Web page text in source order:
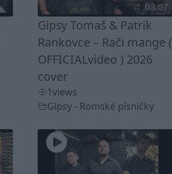
03:07
Gipsy Tomaš & Patrik
Rankovce – Rači mange (
OFFICIALvideo ) 2026
cover
1views
Gipsy - Romské písničky